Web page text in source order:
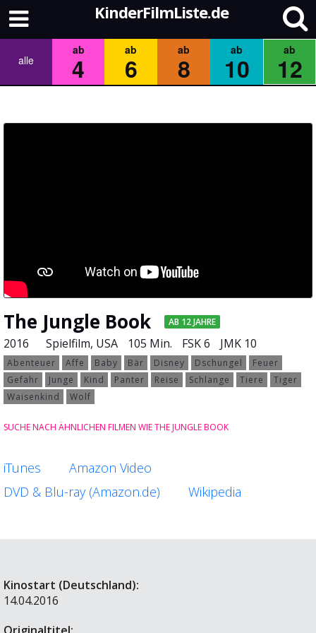
KinderFilmListe.de
alle
ab
4
ab
6
ab
8
ab
10
ab
12
The Jungle Book AB 12 JAHRE
2016 Spielfilm, USA 105 Min. FSK 6 JMK 10
Abenteuer Affe Baby Bär Disney Dschungel
Feuer
Gefahr
Junge Kind Panter Reise Schlange Tiere
Tiger
Waisenkind
Wolf
SUCHE NACH ÄHNLICHEN FILMEN WIE THE JUNGLE BOOK
iTunes
Amazon Video
DVD & Blu-ray (Amazon.de)
Wikipedia
Kinostart (Deutschland):
14.04.2016